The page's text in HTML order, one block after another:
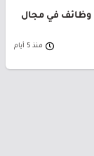
وظائف في مجال
منذ 5 أيام